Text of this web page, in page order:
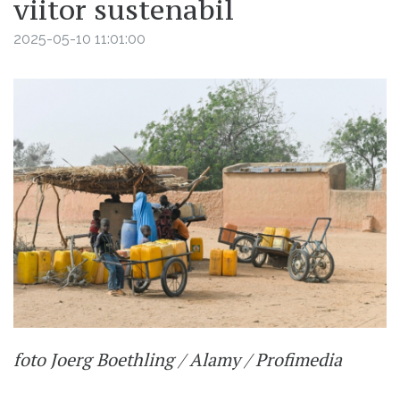
viitor sustenabil
2025-05-10 11:01:00
foto Joerg Boethling / Alamy / Profimedia